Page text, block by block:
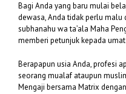
Bagi Anda yang baru mulai
dewasa, Anda tidak perlu malu
subhanahu wa ta’ala Maha
memberi petunjuk kepada
Berapapun usia Anda, profesi
seorang mualaf ataupun
Mengaji bersama Matrix